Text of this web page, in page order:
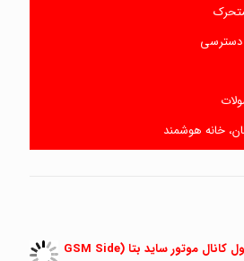
دسترسی
خانه هوشمند
برد کرکره برقی سیمکارتی فول کانال موتور ساید بتا (GSM Side